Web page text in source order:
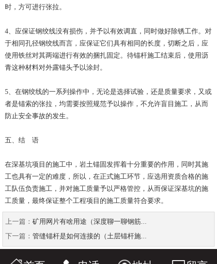
时，方可进行张拉。
4、应保证钢绞线没有损伤，并予以有效调直，同时做好除锈工作。对
于相同孔径钢绞线而言，应保证它们具有相同的长度，切断之后，应
使用铁丝对其两端进行有效的捆扎固定。待锚杆施工结束后，使用沥
青这种材料对外露锚头予以涂封。
5、在钢绞线的一系列操作中，无论是选择试验，还是质量要求，又或
者是锚索的张拉，均需要按照规范予以操作，不允许盲目施工，从而
防止安全事故的发生。
五、结 语
在深基坑项目的施工中，岩土锚固发挥着十分重要的作用，同时其施
工也具有一定的难度，所以，在正式施工环节，应选用资质合格的施
工队伍负责施工，并对施工质量予以严格管控，从而保证深基坑的施
工质量，最终保证整个工程项目的施工质量符合要求。
上一篇： 矿用网片有啥用途（深度聊一聊钢筋...
下一篇： 管缝锚杆是如何连接的（土层锚杆施...